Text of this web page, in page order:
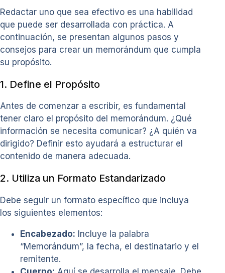
Redactar uno que sea efectivo es una habilidad
que puede ser desarrollada con práctica. A
continuación, se presentan algunos pasos y
consejos para crear un memorándum que cumpla
su propósito.
1. Define el Propósito
Antes de comenzar a escribir, es fundamental
tener claro el propósito del memorándum. ¿Qué
información se necesita comunicar? ¿A quién va
dirigido? Definir esto ayudará a estructurar el
contenido de manera adecuada.
2. Utiliza un Formato Estandarizado
Debe seguir un formato específico que incluya
los siguientes elementos:
Encabezado: Incluye la palabra
“Memorándum”, la fecha, el destinatario y el
remitente.